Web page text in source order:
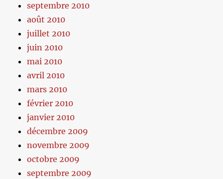
septembre 2010
août 2010
juillet 2010
juin 2010
mai 2010
avril 2010
mars 2010
février 2010
janvier 2010
décembre 2009
novembre 2009
octobre 2009
septembre 2009